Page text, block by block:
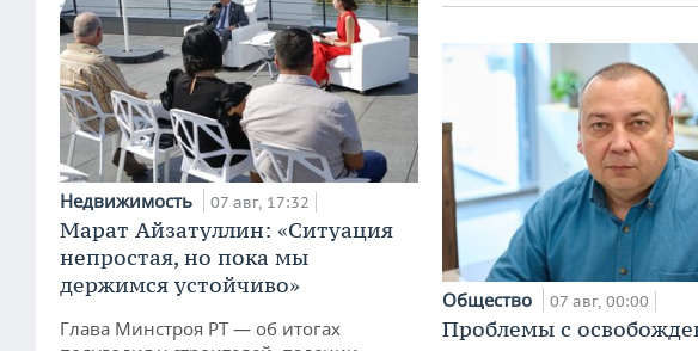
Недвижимость 07 авг, 17:32
Марат Айзатуллин: «Ситуация
непростая, но пока мы
держимся устойчиво»
Глава Минстроя РТ — об итогах
Общество 07 авг, 00:00
Проблемы с